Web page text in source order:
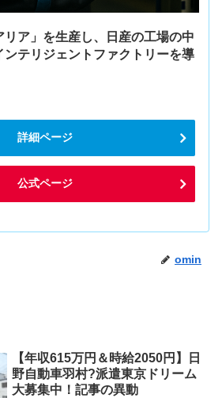
リア」を生産し、日産の工場の中
ンテリジェントファクトリーを導
詳細ページ
公式ページ
omin
【年収615万円＆時給2050円】日
野自動車羽村?派遣東京ドリーム
大募集中！記事の異動